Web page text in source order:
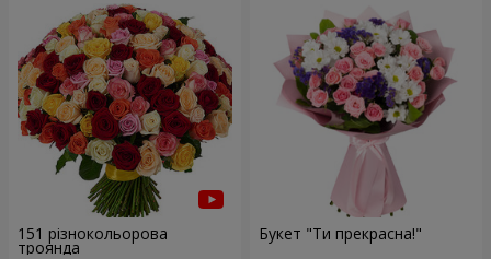
151 різнокольорова
троянда
Букет "Ти прекрасна!"